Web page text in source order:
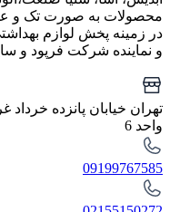
محصولات به صورت تک و
در زمینه پخش لوازم
و نماینده شرکت فرپود و
واحد 6
09199767585